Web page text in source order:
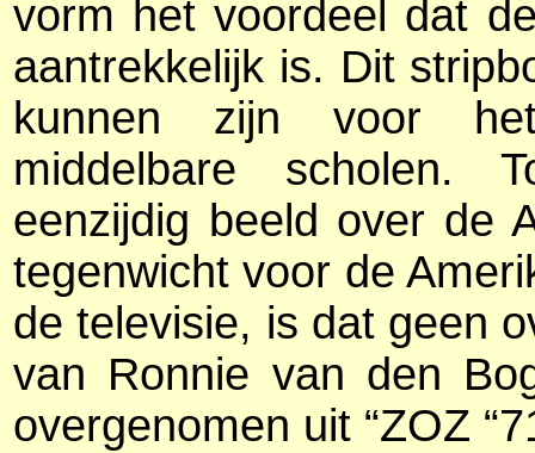
vorm het voordeel dat
aantrekkelijk is. Dit
kunnen zijn voor het
middelbare scholen.
eenzijdig beeld over de
tegenwicht voor de
de televisie, is dat geen
van Ronnie van den
overgenomen uit “ZOZ